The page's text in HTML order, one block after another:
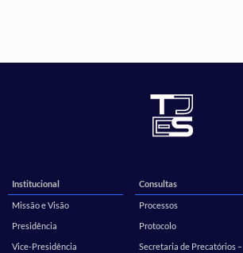
Institucional
Missão e Visão
Presidência
Vice-Presidência
Consultas
Processos
Protocolo
Secretaria de Precatórios –